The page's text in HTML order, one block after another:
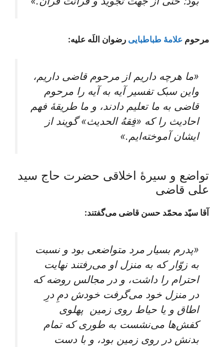
مرحوم علامۀ طباطبایی رضوان اللَه علیه:
«ما هرچه داریم از مرحوم قاضی داریم،
واین‌ سبک‌ تفسیر آیه‌ به‌ آیه‌ را مرحوم‌
قاضی‌ به ما تعلیم‌ دادند، و ما طریقۀ فهم‌
احادیث‌ را که‌ «فِقهُ الحدیث‌» گویند از
ایشان‌ آموخته‌ایم‌.»
تواضع و سیرۀ اخلاقی حضرت حاج سید
علی قاضی
آقا سیّد محمّد حسن قاضی می‌گفتند:
«پدرم بسیار مرد متواضعی بود و نسبت
به زوّار که به منزل او می‌رفتند نهایت
احترام را داشت، و در مجالس روضه که
در منزل خود می‌گرفت خودش دمِ درِ
اطاق و یا حیاط روی زمین پهلوی
کفش‌ها می‌نشست به طوری که تمام
بدنش در روی زمین بود، و با دست